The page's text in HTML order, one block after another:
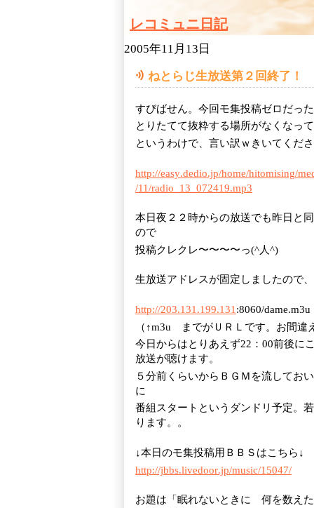
レコミュニ日記
2005年11月13日
ねとらじ生放送第２回終了！
すびばせん。今回モ集投稿ゼロだっ
とりたてて抜粋する場所がなくなっ
というわけで、言い訳ｗきいてくだ
http://easy.dedio.jp/home/hitomising/
/11/radio _13 _072419.mp3
本日夜２２時からの放送でも昨日と
ので
投稿クレクレ〜〜〜〜っ(^人^)
生放送アドレスが固定しましたので
http://203.131 .199.131 :8060/dame.m3u
（↑m3u までがＵＲＬです。お間違
今日からはとりあえず22：00前後に
放送が聴けます。
５分前くらいからＢＧＭを流してお
に
番組スタートというダンドリ予定。
ります。。
↓本日のモ集投稿用ＢＢＳはこちら↓
http://jbbs.livedoor.jp/music/15047/
お題は「眠れないときに 何を数え